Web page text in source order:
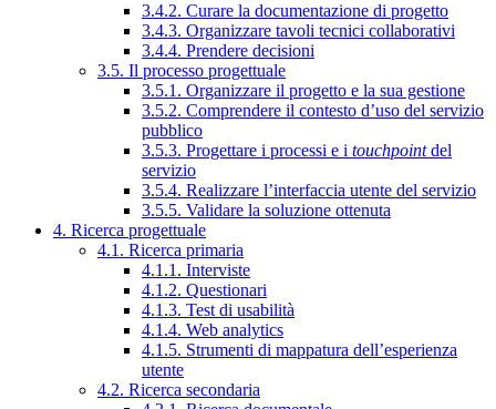
3.4.2. Curare la documentazione di progetto
3.4.3. Organizzare tavoli tecnici collaborativi
3.4.4. Prendere decisioni
3.5. Il processo progettuale
3.5.1. Organizzare il progetto e la sua gestione
3.5.2. Comprendere il contesto d’uso del servizio
pubblico
3.5.3. Progettare i processi e i touchpointdel
servizio
3.5.4. Realizzare l’interfaccia utente del servizio
3.5.5. Validare la soluzione ottenuta
4. Ricerca progettuale
4.1. Ricerca primaria
4.1.1. Interviste
4.1.2. Questionari
4.1.3. Test di usabilità
4.1.4. Web analytics
4.1.5. Strumenti di mappatura dell’esperienza
utente
4.2. Ricerca secondaria